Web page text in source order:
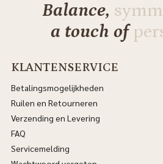
Balance,
a touch of
KLANTENSERVICE
Betalingsmogelijkheden
Ruilen en Retourneren
Verzending en Levering
FAQ
Servicemelding